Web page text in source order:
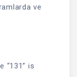
ve
“131” is